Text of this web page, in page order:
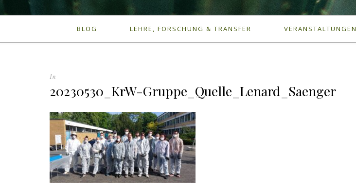
BLOG LEHRE, FORSCHUNG & TRANSFER VERANSTALTUNGEN
In
20230530_KrW-Gruppe_Quelle_Lenard_Saenger